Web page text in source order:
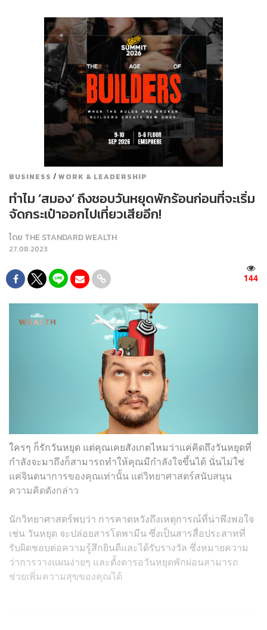
BUSINESS / WORK & LEADERSHIP
ทำไม ‘สมอง’ ถึงชอบวันหยุดพักร้อนก่อนที่จะเริ่ม
จัดกระเป๋าออกไปเที่ยวเสียอีก!
โดย THE STANDARD WEALTH
27.08.2023
144
ใครๆ ก็รักวันหยุด แต่คุณเคยสังเกตไหมว่าแค่คิดถึงวันหยุดที่
กำลังจะมาถึงก็สามารถทำให้คุณมีกำลังใจขึ้นได้ นั่นไม่ใช่
แค่จินตนาการของคุณเท่านั้น แต่วิทยาศาสตร์สนับสนุน
ความคิดดังกล่าว
นักวิทยาศาสตร์พบว่า การคาดหวังถึงเหตุการณ์ที่น่าพึงพอใจ
เช่น วันหยุด จะปล่อยสารโดพามีน ซึ่งเป็นสารสื่อประสาทที่
รับผิดชอบต่อความรู้สึกยินดีและได้รับรางวัล ซึ่งหมายความ
ว่าการวางแผนง่ายๆ และตั้งตารอวันหยุดพักผ่อนสามารถ
ช่วยเพิ่มความสุขของคุณได้